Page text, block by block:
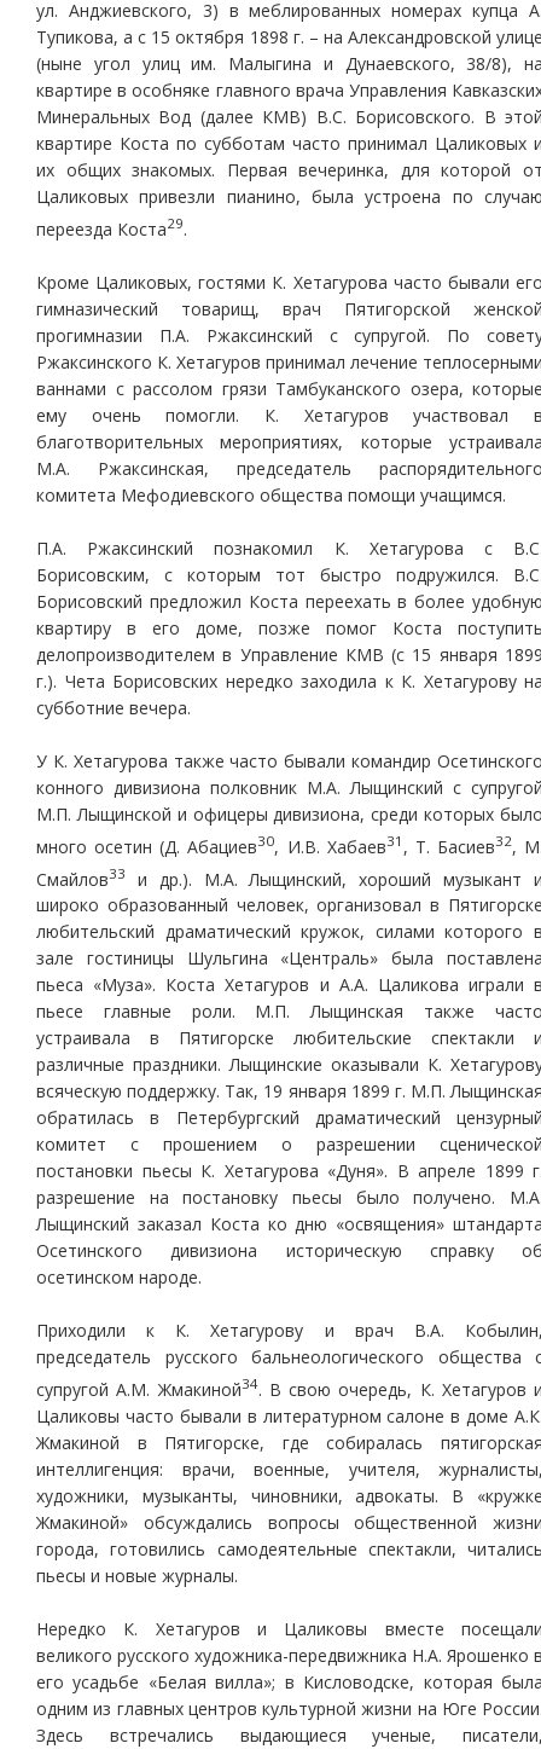
ул. Анджиевского, 3) в меблированных номерах купца
Тупикова, а с 15 октября 1898 г. – на Александровской
(ныне угол улиц им. Малыгина и Дунаевского, 38/8),
квартире в особняке главного врача Управления
Минеральных Вод (далее КМВ) В.С. Борисовского. В
квартире Коста по субботам часто принимал Цаликовых
их общих знакомых. Первая вечеринка, для которой
Цаликовых привезли пианино, была устроена по
переезда Коста29.
Кроме Цаликовых, гостями К. Хетагурова часто бывали
гимназический товарищ, врач Пятигорской
прогимназии П.А. Ржаксинский с супругой. По
Ржаксинского К. Хетагуров принимал лечение
ваннами с рассолом грязи Тамбуканского озера,
ему очень помогли. К. Хетагуров участвовал
благотворительных мероприятиях, которые
М.А. Ржаксинская, председатель
комитета Мефодиевского общества помощи учащимся.
П.А. Ржаксинский познакомил К. Хетагурова с
Борисовским, с которым тот быстро подружился.
Борисовский предложил Коста переехать в более
квартиру в его доме, позже помог Коста
делопроизводителем в Управление КМВ (с 15 января
г.). Чета Борисовских нередко заходила к К. Хетагурову
субботние вечера.
У К. Хетагурова также часто бывали командир
конного дивизиона полковник М.А. Лыщинский с
М.П. Лыщинской и офицеры дивизиона, среди которых
много осетин (Д. Абациев30, И.В. Хабаев31 , Т. Басиев32,
Смайлов33
и др.). М.А. Лыщинский, хороший музыкант
широко образованный человек, организовал в
любительский драматический кружок, силами которого
зале гостиницы Шульгина «Централь» была
пьеса «Муза». Коста Хетагуров и А.А. Цаликова играли
пьесе главные роли. М.П. Лыщинская также
устраивала в Пятигорске любительские спектакли
различные праздники. Лыщинские оказывали К.
всяческую поддержку. Так, 19 января 1899 г. М.П.
обратилась в Петербургский драматический
комитет с прошением о разрешении
постановки пьесы К. Хетагурова «Дуня». В апреле 1899
разрешение на постановку пьесы было получено.
Лыщинский заказал Коста ко дню «освящения»
Осетинского дивизиона историческую справку
осетинском народе.
Приходили к К. Хетагурову и врач В.А.
председатель русского бальнеологического общества
супругой А.М. Жмакиной34. В свою очередь, К. Хетагуров
Цаликовы часто бывали в литературном салоне в доме
Жмакиной в Пятигорске, где собиралась
интеллигенция: врачи, военные, учителя,
художники, музыканты, чиновники, адвокаты. В
Жмакиной» обсуждались вопросы общественной
города, готовились самодеятельные спектакли,
пьесы и новые журналы.
Нередко К. Хетагуров и Цаликовы вместе
великого русского художника-передвижника Н.А. Ярошенко
его усадьбе «Белая вилла»; в Кисловодске, которая
одним из главных центров культурной жизни на Юге
Здесь встречались выдающиеся ученые,